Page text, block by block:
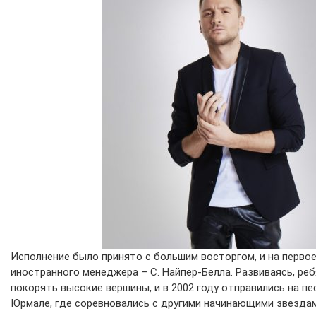
Исполнение было принято с большим восторгом, и на
иностранного менеджера – С. Найпер-Белла. Развиваясь,
покорять высокие вершины, и в 2002 году отправились на
Юрмале, где соревновались с другими начинающими